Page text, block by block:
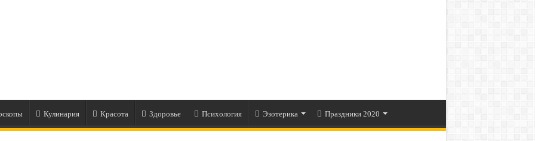
Кулинария Красота Здоровье Психология Эзотерика Праздники 2020